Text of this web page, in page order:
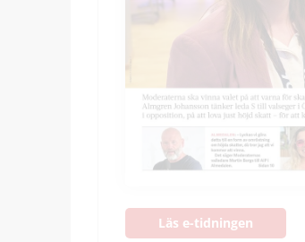
Läs e-tidningen